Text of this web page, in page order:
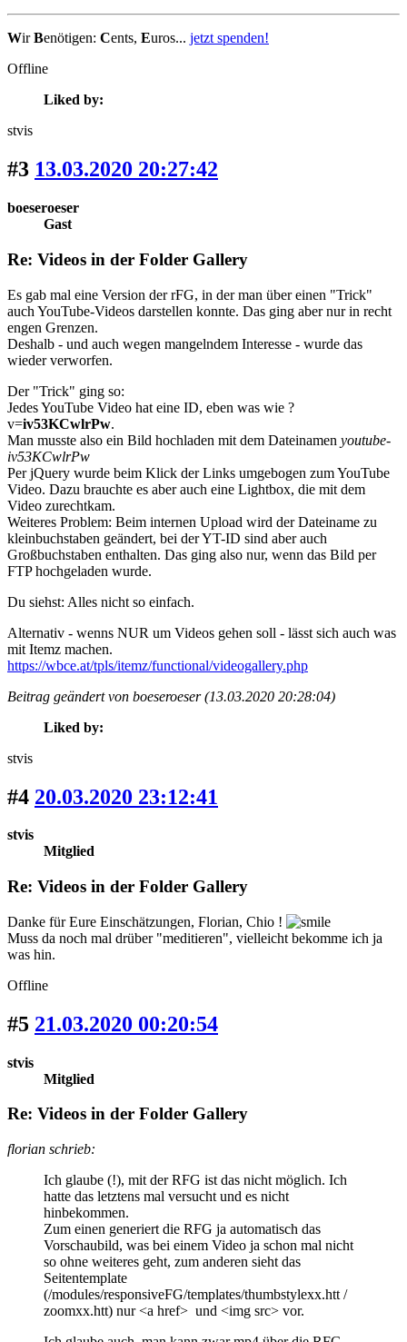
WirBenötigen: Cents, Euros... jetzt spenden!
Offline
Liked by:
stvis
#3 13.03.2020 20:27:42
boeseroeser
Gast
Re: Videos in der Folder Gallery
Es gab mal eine Version der rFG, in der man über einen "Trick"
auch YouTube-Videos darstellen konnte. Das ging aber nur in recht
engen Grenzen.
Deshalb - und auch wegen mangelndem Interesse - wurde das
wieder verworfen.
Der "Trick" ging so:
Jedes YouTube Video hat eine ID, eben was wie ?
v=iv53KCwlrPw.
Man musste also ein Bild hochladen mit dem Dateinamen youtube-
iv53KCwlrPw
Per jQuery wurde beim Klick der Links umgebogen zum YouTube
Video. Dazu brauchte es aber auch eine Lightbox, die mit dem
Video zurechtkam.
Weiteres Problem: Beim internen Upload wird der Dateiname zu
kleinbuchstaben geändert, bei der YT-ID sind aber auch
Großbuchstaben enthalten. Das ging also nur, wenn das Bild per
FTP hochgeladen wurde.
Du siehst: Alles nicht so einfach.
Alternativ - wenns NUR um Videos gehen soll - lässt sich auch was
mit Itemz machen.
https://wbce.at/tpls/itemz/functional/videogallery.php
Beitrag geändert von boeseroeser (13.03.2020 20:28:04)
Liked by:
stvis
#4 20.03.2020 23:12:41
stvis
Mitglied
Re: Videos in der Folder Gallery
Danke für Eure Einschätzungen, Florian, Chio !
Muss da noch mal drüber "meditieren", vielleicht bekomme ich ja
was hin.
Offline
#5 21.03.2020 00:20:54
stvis
Mitglied
Re: Videos in der Folder Gallery
florian schrieb:
Ich glaube (!), mit der RFG ist das nicht möglich. Ich
hatte das letztens mal versucht und es nicht
hinbekommen.
Zum einen generiert die RFG ja automatisch das
Vorschaubild, was bei einem Video ja schon mal nicht
so ohne weiteres geht, zum anderen sieht das
Seitentemplate
(/modules/responsiveFG/templates/thumbstylexx.htt /
zoomxx.htt) nur <a href> und <img src> vor.